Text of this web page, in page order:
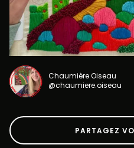
Chaumière Oiseau
@chaumiere.oiseau
PARTAGEZ